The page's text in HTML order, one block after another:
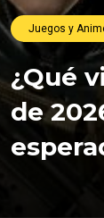
Juegos y
¿Qué
de